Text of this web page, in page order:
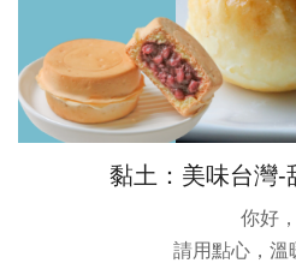
黏土：美味台灣-
你好，
請用點心，溫